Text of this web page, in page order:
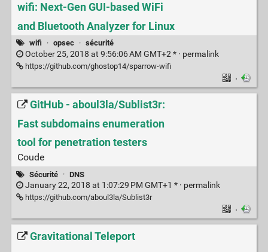
wifi: Next-Gen GUI-based WiFi
and Bluetooth Analyzer for Linux
wifi · opsec · sécurité
October 25, 2018 at 9:56:06 AM GMT+2 * · permalink
https://github.com/ghostop14/sparrow-wifi
·
GitHub - aboul3la/Sublist3r:
Fast subdomains enumeration
tool for penetration testers
Coude
Sécurité · DNS
January 22, 2018 at 1:07:29 PM GMT+1 * · permalink
https://github.com/aboul3la/Sublist3r
·
Gravitational Teleport